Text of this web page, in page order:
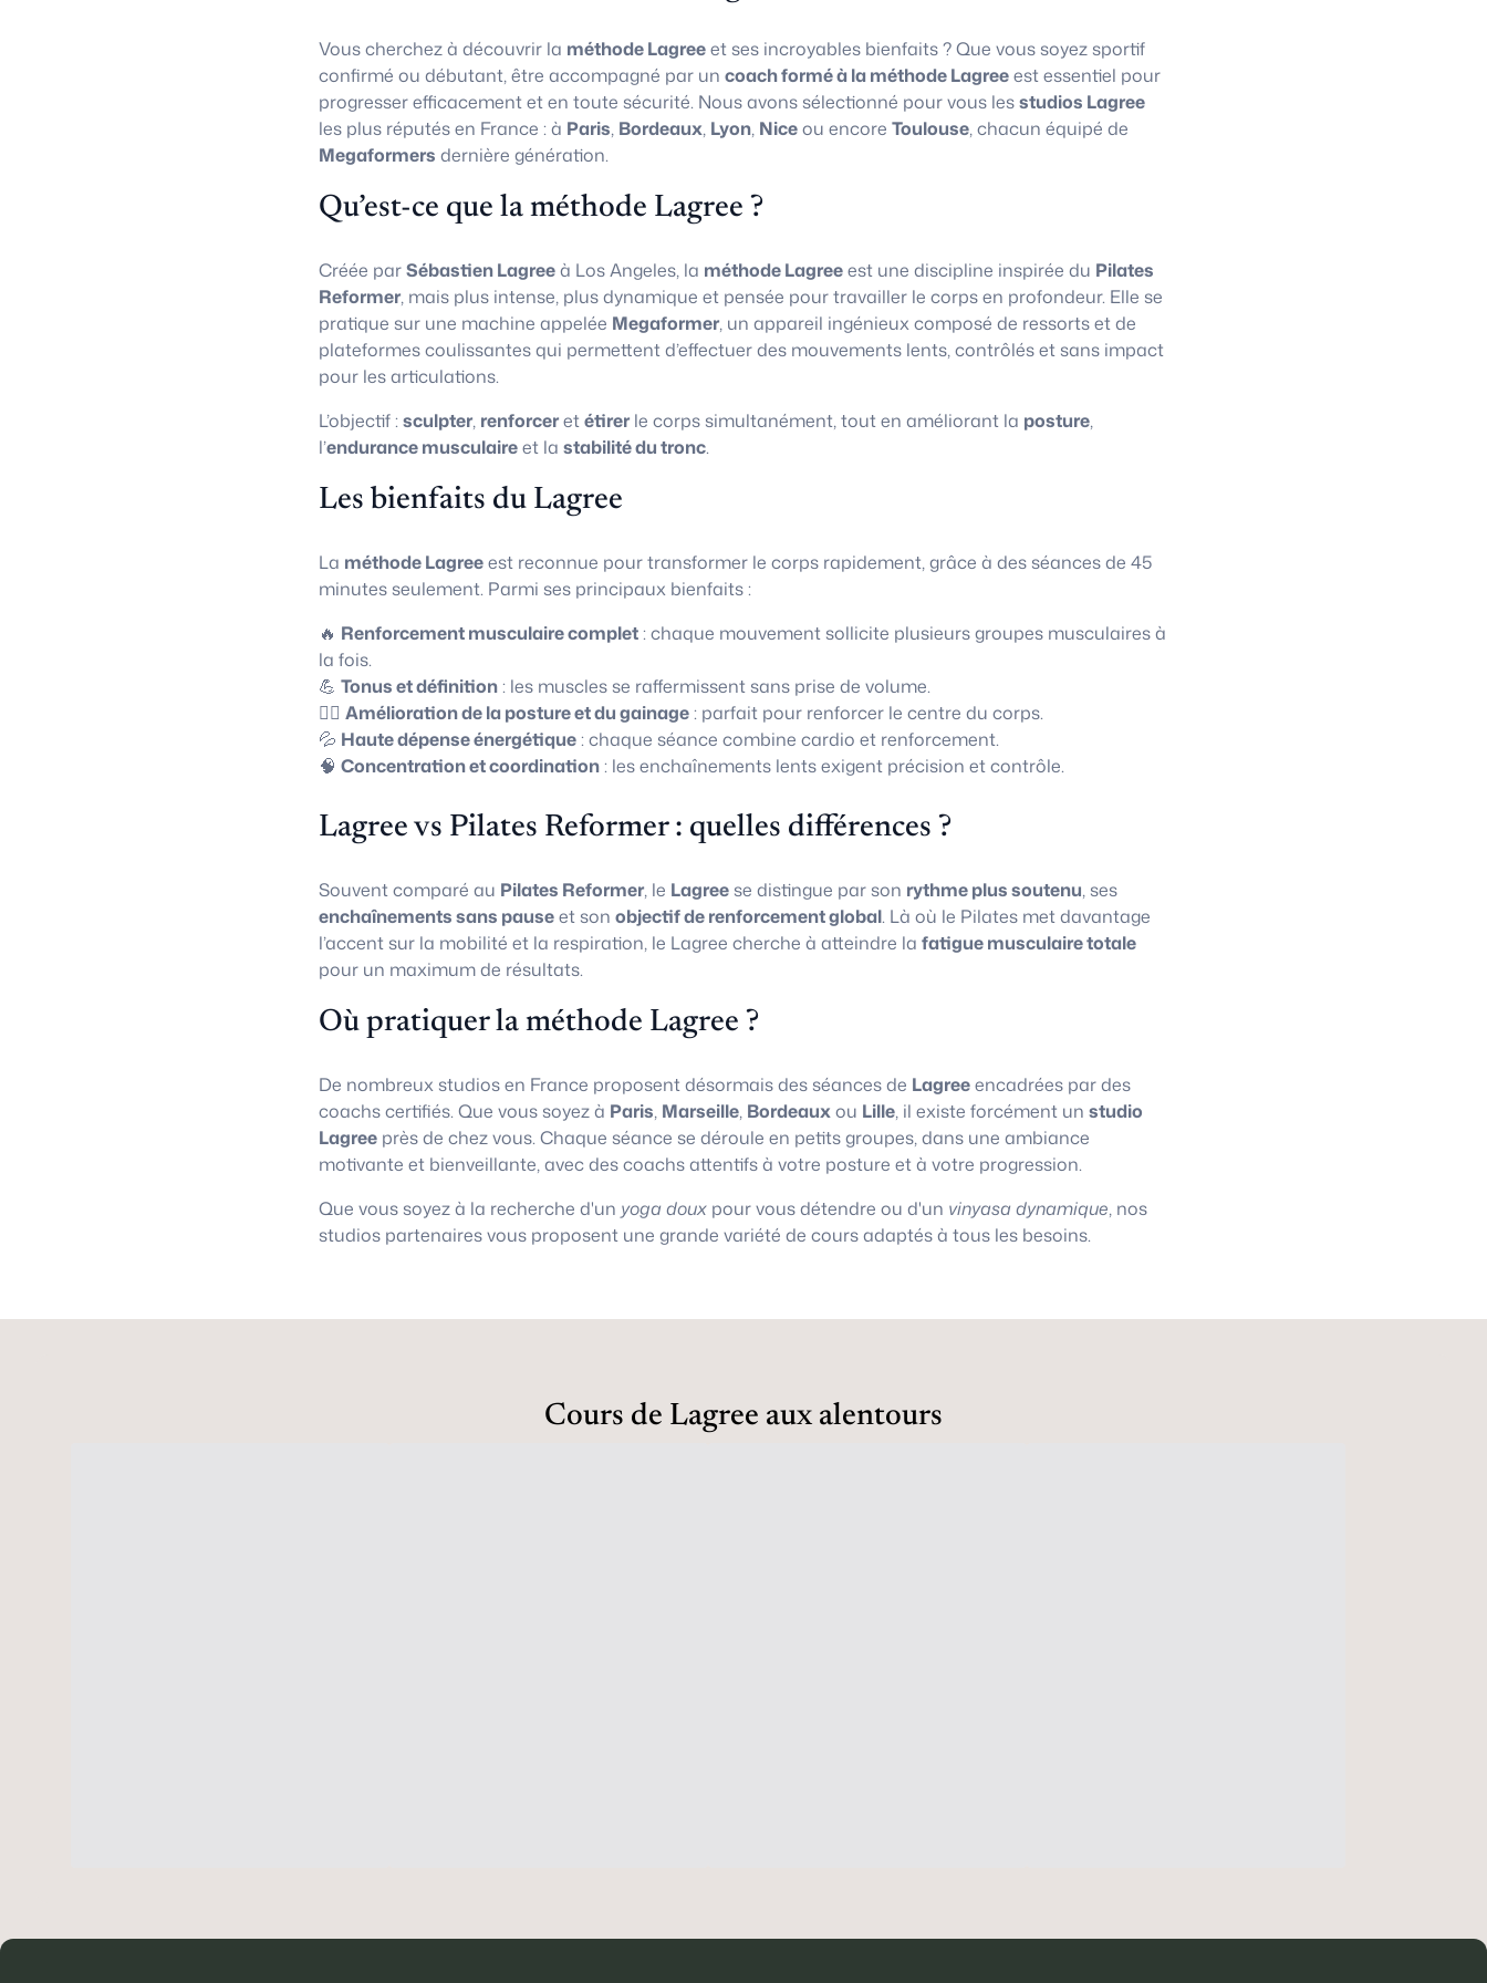
Vous cherchez à découvrir la méthode Lagreeet ses incroyables bienfaits ? Que vous soyez sportif
confirmé ou débutant, être accompagné par un coach formé à la méthode Lagreeest essentiel pour
progresser efficacement et en toute sécurité. Nous avons sélectionné pour vous lesstudios Lagree
les plus réputés en France : à Paris, Bordeaux, Lyon, Niceou encore Toulouse, chacun équipé de
Megaformers dernière génération.
Qu’est-ce que la méthode Lagree ?
Créée parSébastien Lagreeà Los Angeles, la méthode Lagreeest une discipline inspirée du Pilates
Reformer, mais plus intense, plus dynamique et pensée pour travailler le corps en profondeur. Elle se
pratique sur une machine appelée Megaformer, un appareil ingénieux composé de ressorts et de
plateformes coulissantes qui permettent d’effectuer des mouvements lents, contrôlés et sans impact
pour les articulations.
L’objectif :sculpter, renforceretétirerle corps simultanément, tout en améliorant la posture,
l’endurance musculaireet la stabilité du tronc.
Les bienfaits du Lagree
La méthode Lagreeest reconnue pour transformer le corps rapidement, grâce à des séances de 45
minutes seulement. Parmi ses principaux bienfaits :
🔥 Renforcement musculaire complet: chaque mouvement sollicite plusieurs groupes musculaires à
la fois.
💪 Tonus et définition: les muscles se raffermissent sans prise de volume.
🧘‍♀️ Amélioration de la posture et du gainage: parfait pour renforcer le centre du corps.
💦 Haute dépense énergétique: chaque séance combine cardio et renforcement.
🧠 Concentration et coordination: les enchaînements lents exigent précision et contrôle.
Lagree vs Pilates Reformer : quelles différences ?
Souvent comparé au Pilates Reformer, le Lagree se distingue par son rythme plus soutenu, ses
enchaînements sans pauseet son objectif de renforcement global. Là où le Pilates met davantage
l’accent sur la mobilité et la respiration, le Lagree cherche à atteindre la fatigue musculaire totale
pour un maximum de résultats.
Où pratiquer la méthode Lagree ?
De nombreux studios en France proposent désormais des séances de Lagreeencadrées par des
coachs certifiés. Que vous soyez à Paris, Marseille, Bordeauxou Lille, il existe forcément un studio
Lagree près de chez vous. Chaque séance se déroule en petits groupes, dans une ambiance
motivante et bienveillante, avec des coachs attentifs à votre posture et à votre progression.
Que vous soyez à la recherche d'un yoga doux pour vous détendre ou d'un vinyasa dynamique, nos
studios partenaires vous proposent une grande variété de cours adaptés à tous les besoins.
Cours de Lagree aux alentours